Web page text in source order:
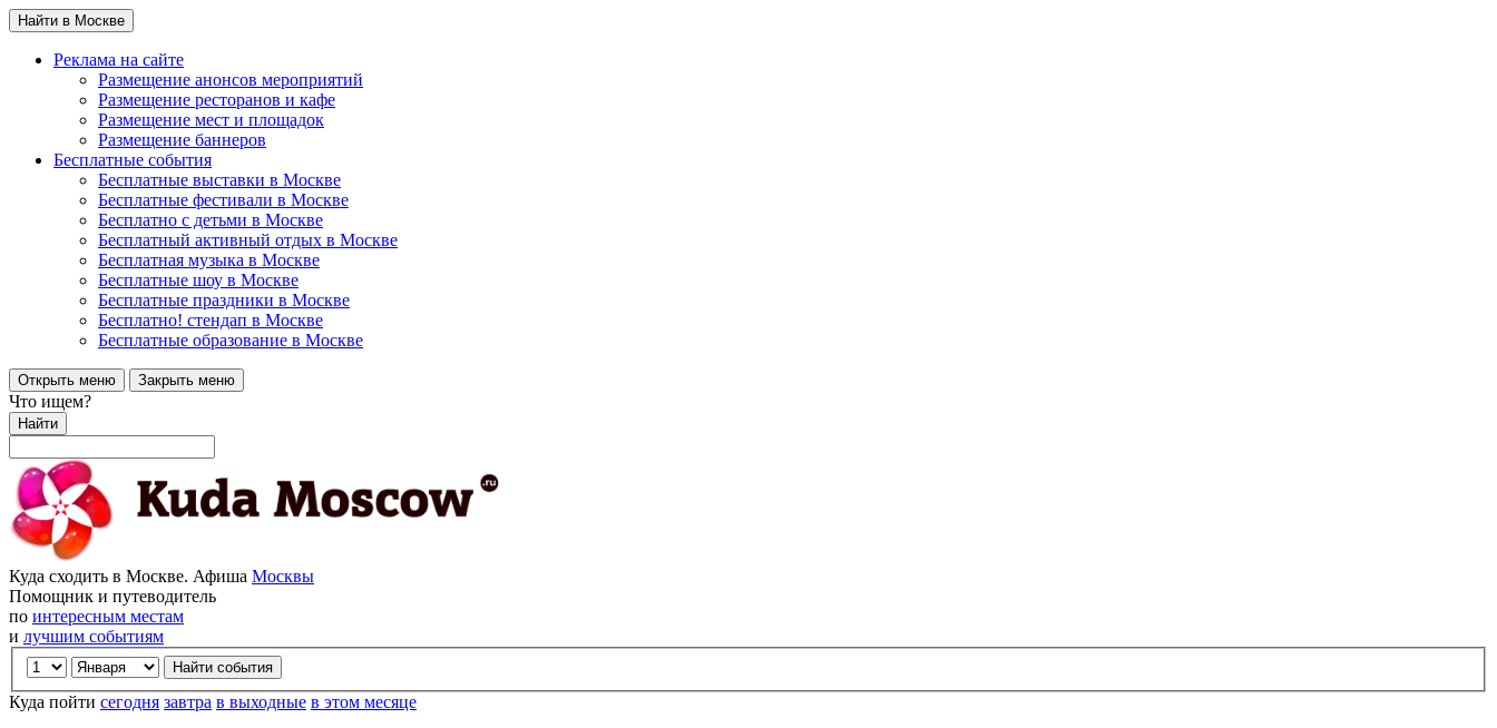
Найти в Москве
Реклама на сайте
Размещение анонсов мероприятий
Размещение ресторанов и кафе
Размещение мест и площадок
Размещение баннеров
Бесплатные события
Бесплатные выставки в Москве
Бесплатные фестивали в Москве
Бесплатно с детьми в Москве
Бесплатный активный отдых в Москве
Бесплатная музыка в Москве
Бесплатные шоу в Москве
Бесплатные праздники в Москве
Бесплатно! стендап в Москве
Бесплатные образование в Москве
Открыть меню Закрыть меню
Что ищем?
Найти
Куда сходить в Москве. Афиша Москвы
Помощник и путеводитель
по интересным местам
и лучшим событиям
Куда пойти сегодня завтра в выходные в этом месяце